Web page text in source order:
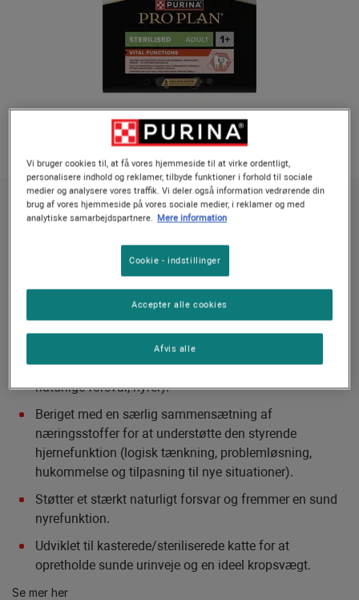
PRO PLAN® kattemad støtter vigtige kropsfunktioner rig på laks
steriliserede katte
Ingen stemmer endnu
Tilgængelige størrelser: 1.5 kg 3 kg
Understøtter kattens vigtige kropsfunktioner (hjerne,
naturlige forsvar, nyrer).
Beriget med en særlig sammensætning af
næringsstoffer for at understøtte den styrende
hjernefunktion (logisk tænkning, problemløsning,
hukommelse og tilpasning til nye situationer).
Støtter et stærkt naturligt forsvar og fremmer en sund
nyrefunktion.
Udviklet til kasterede/steriliserede katte for at
opretholde sunde urinveje og en ideel kropsvægt.
Se mer her
Vi bruger cookies til, at få vores hjemmeside til at virke ordentligt,
personalisere indhold og reklamer, tilbyde funktioner i forhold til sociale
medier og analysere vores traffik. Vi deler også information vedrørende din
brug af vores hjemmeside på vores sociale medier, i reklamer og med
analytiske samarbejdspartnere. Mere information
Cookie - indstillinger
Afvis alle
Accepter alle cookies